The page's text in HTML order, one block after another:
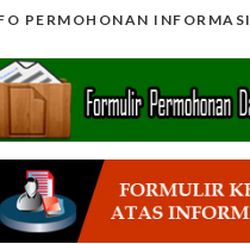
PERMOHONAN INFORMASI